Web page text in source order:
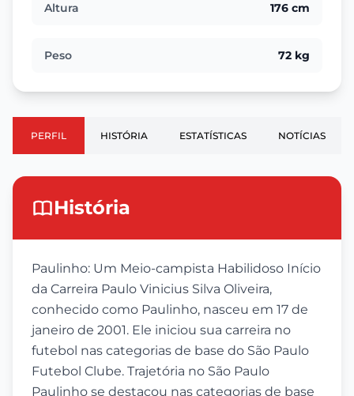
Altura 176 cm
Peso 72 kg
PERFIL HISTÓRIA ESTATÍSTICAS NOTÍCIAS
História
Paulinho: Um Meio-campista Habilidoso Início
da Carreira Paulo Vinicius Silva Oliveira,
conhecido como Paulinho, nasceu em 17 de
janeiro de 2001. Ele iniciou sua carreira no
futebol nas categorias de base do São Paulo
Futebol Clube. Trajetória no São Paulo
Paulinho se destacou nas categorias de base